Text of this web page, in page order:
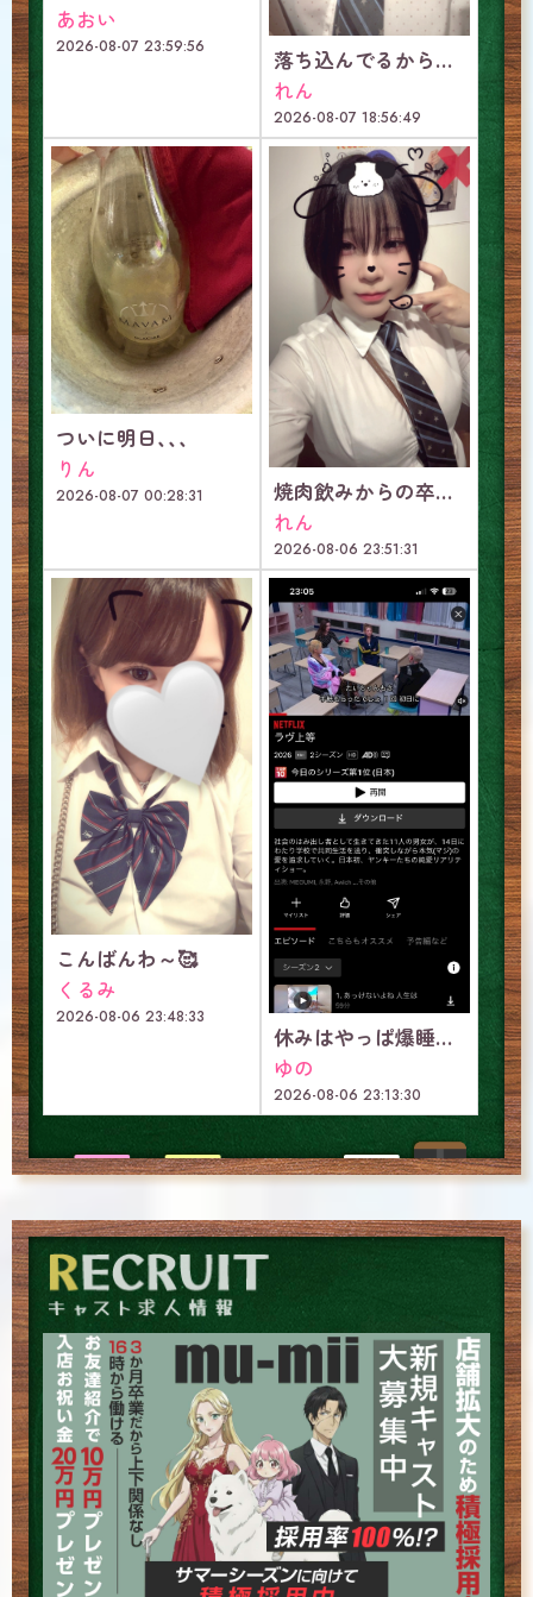
あおい
2026-08-07 23:59:56
落ち込んでるから少し甘やかしてほしいな♡
れん
2026-08-07 18:56:49
ついに明日、、、
りん
2026-08-07 00:28:31
焼肉飲みからの卒業イベントで最強に楽しい日！！
れん
2026-08-06 23:51:31
こんばんわ～🥰
くるみ
2026-08-06 23:48:33
休みはやっぱ爆睡っしょ
ゆの
2026-08-06 23:13:30